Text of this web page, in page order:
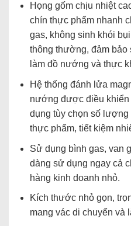
Họng gốm chịu nhiệt
chín thực phẩm nhanh
gas, không sinh khói
thông thường, đảm
làm đồ nướng và thực
Hệ thống đánh lửa
nướng được điều
dụng tùy chọn số
thực phẩm, tiết kiệm
Sử dụng bình gas, van
dàng sử dụng ngay cả
hàng kinh doanh nhỏ.
Kích thước nhỏ gọn,
mang vác di chuyển và